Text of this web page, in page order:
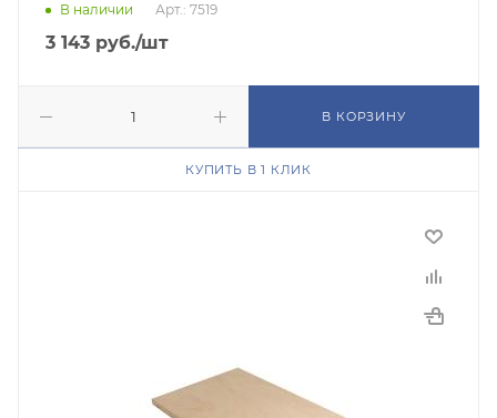
В наличии Арт.: 7519
3 143 руб./шт
В КОРЗИНУ
КУПИТЬ В 1 КЛИК